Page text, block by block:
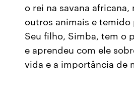
o rei na savana
outros animais e
Seu filho, Simba, tem o
e aprendeu com ele
vida e a importância de